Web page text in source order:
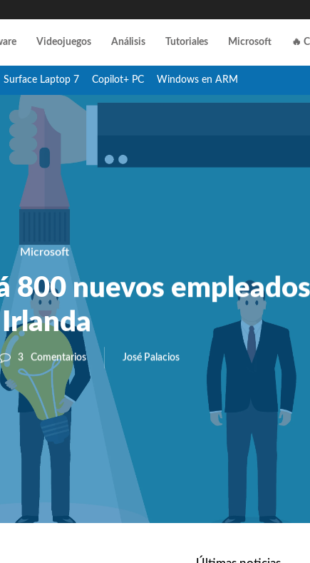
Videojuegos Análisis Tutoriales Microsoft 🔥
Surface Laptop 7 Copilot+ PC Windows en ARM
Microsoft
800 nuevos
Irlanda
3 Comentarios José Palacios